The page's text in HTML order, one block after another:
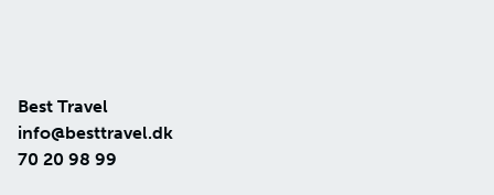
Best Travel
info@besttravel.dk
70 20 98 99